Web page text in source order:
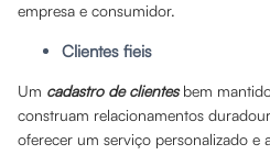
empresa e consumidor.
Clientes fieis
Um cadastro de clientesbem
construam relacionamentos
oferecer um serviço personalizado e